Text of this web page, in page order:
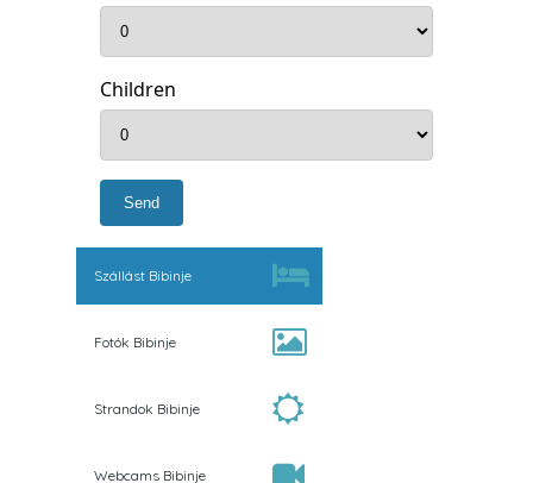
Children
Szállást Bibinje
Fotók Bibinje
Strandok Bibinje
Webcams Bibinje